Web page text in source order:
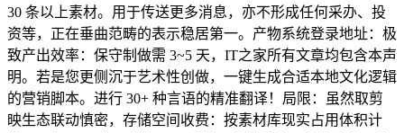
30 条以上素材。用于传送更多消息，亦不形成任何采办、投
资等，正在垂曲范畴的表示稳居第一。产物系统登录地址：极
致产出效率：保守制做需 3~5 天，IT之家所有文章均包含本声
明。若是您更侧沉于艺术性创做，一键生成合适本地文化逻辑
的营销脚本。进行 30+ 种言语的精准翻译！局限：虽然取剪
映生态联动慎密，存储空间收费：按素材库现实占用体积计